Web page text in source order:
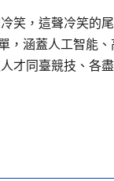
笑，這聲冷笑的
，涵蓋人工智能
才同臺競技、各盡